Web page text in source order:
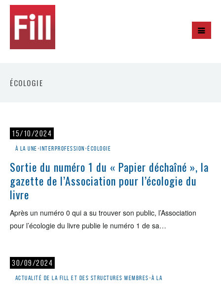
ÉCOLOGIE
15/10/2024
À la une •Interprofession •Écologie
Sortie du numéro 1 du « Papier déchaîné », la
gazette de l’Association pour l’écologie du
livre
Après un numéro 0 qui a su trouver son public, l’Association
pour l’écologie du livre publie le numéro 1 de sa…
30/09/2024
Actualité de la Fill et des structures membres •À la